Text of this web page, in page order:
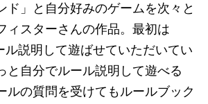
ド」と自分好みのゲームを次々と
ィスターさんの作品。最初は
ル説明して遊ばせていただいてい
と自分でルール説明して遊べる
ルの質問を受けてもルールブック